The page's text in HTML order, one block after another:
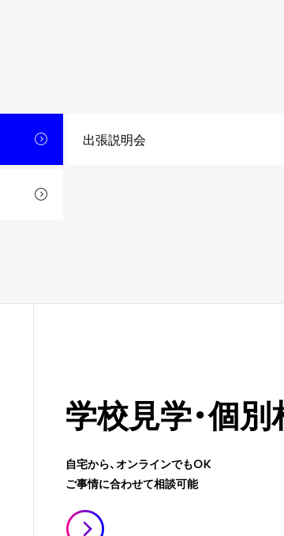
出張説明会
学校見学・個別
自宅から、オンラインでもOK
ご事情に合わせて相談可能